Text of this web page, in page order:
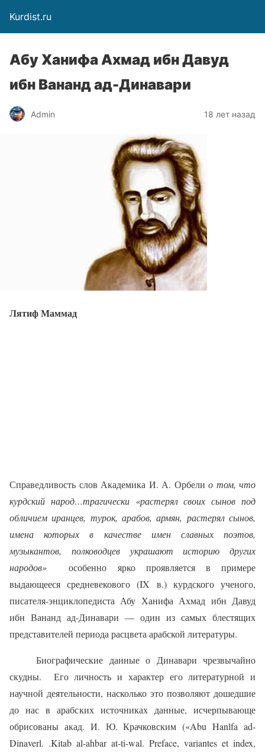
Kurdist.ru
Абу Ханифа Ахмад ибн Давуд
ибн Вананд ад-Динавари
Admin 18 лет назад
Лятиф Маммад
Справедливость слов Академика И. А. Орбели о том, что
курдский народ…трагически «растерял своих сынов под
обличием иранцев, турок, арабов, армян, растерял сынов,
имена которых в качестве имен славных поэтов,
музыкантов, полководцев украшают историю других
народов»
особенно ярко проявляется впримере
выдающееся средневекового (IX в.) курдского ученого,
писателя-энциклопедиста Абу Ханифа Ахмад ибн Давуд
ибн Вананд ад-Динавари — один из самых блестящих
представителей периода расцвета арабской литературы.
Биографические данные о Динавари чрезвычайно
скудны.
Его личность и характер его литературной и
научной деятельности, насколько это позволяют дошедшие
до нас в арабских источниках данные, исчерпывающе
обрисованы акад. И. Ю.Крачковским («Abu Hanlfa ad-
Dinaverl. .Kitab al-ahbar at-ti-wal. Preface, variantes et index,